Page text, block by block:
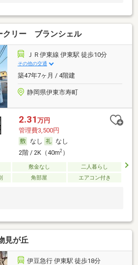
クリー ブランシェル
ＪＲ伊東線 伊東駅 徒歩10分
その他の交通
築47年7ヶ月 / 4階建
静岡県伊東市寿町
2.31 万円
管理費3,500円
なし
なし
2階 / 2K（40m2）
敷金なし
二人暮らし
角部屋 エアコン付き
見が丘
伊豆急行 伊東駅 徒歩18分